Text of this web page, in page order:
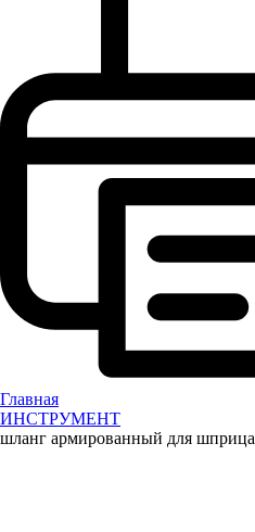
Главная
ИНСТРУМЕНТ
шланг армированный для шприца